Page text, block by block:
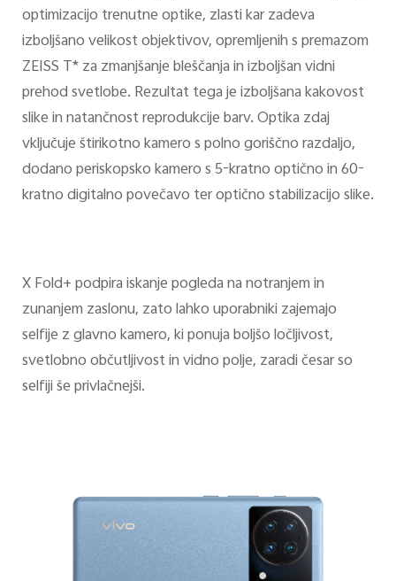
optimizacijo trenutne optike, zlasti kar zadeva
izboljšano velikost objektivov, opremljenih s premazom
ZEISS T* za zmanjšanje bleščanja in izboljšan vidni
prehod svetlobe. Rezultat tega je izboljšana kakovost
slike in natančnost reprodukcije barv. Optika zdaj
vključuje štirikotno kamero s polno goriščno razdaljo,
dodano periskopsko kamero s 5-kratno optično in 60-
kratno digitalno povečavo ter optično stabilizacijo slike.
X Fold+ podpira iskanje pogleda na notranjem in
zunanjem zaslonu, zato lahko uporabniki zajemajo
selfije z glavno kamero, ki ponuja boljšo ločljivost,
svetlobno občutljivost in vidno polje, zaradi česar so
selfiji še privlačnejši.